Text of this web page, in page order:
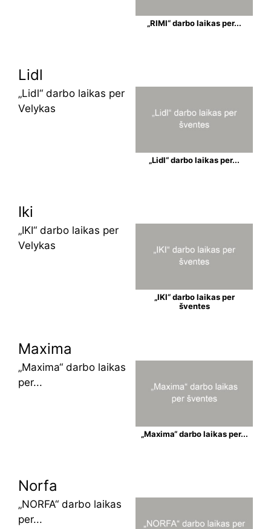
„RIMI“ darbo laikas per...
Lidl
„Lidl“ darbo laikas per
Velykas
„Lidl“ darbo laikas per...
Iki
„IKI“ darbo laikas per
Velykas
„IKI“ darbo laikas per
šventes
Maxima
„Maxima“ darbo laikas
per...
„Maxima“ darbo laikas per...
Norfa
„NORFA“ darbo laikas
per...